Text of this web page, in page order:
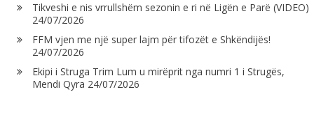
Tikveshi e nis vrrullshëm sezonin e ri në Ligën e Parë (VIDEO)
24/07/2026
FFM vjen me një super lajm për tifozët e Shkëndijës!
24/07/2026
Ekipi i Struga Trim Lum u mirëprit nga numri 1 i Strugës,
Mendi Qyra 24/07/2026